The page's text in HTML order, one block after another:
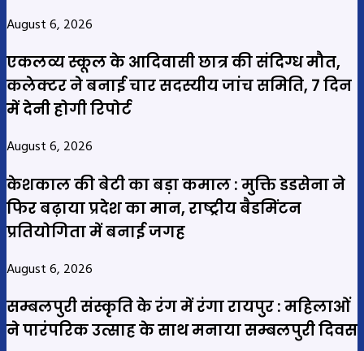
August 6, 2026
एकलव्य स्कूल के आदिवासी छात्र की संदिग्ध मौत,
कलेक्टर ने बनाई चार सदस्यीय जांच समिति, 7 दिन
में देनी होगी रिपोर्ट
August 6, 2026
केशकाल की बेटी का बड़ा कमाल : मुक्ति डडसेना ने
फिर बढ़ाया प्रदेश का मान, राष्ट्रीय बैडमिंटन
प्रतियोगिता में बनाई जगह
August 6, 2026
सम्बलपुरी संस्कृति के रंग में रंगा रायपुर : महिलाओं
ने पारंपरिक उत्साह के साथ मनाया सम्बलपुरी दिवस